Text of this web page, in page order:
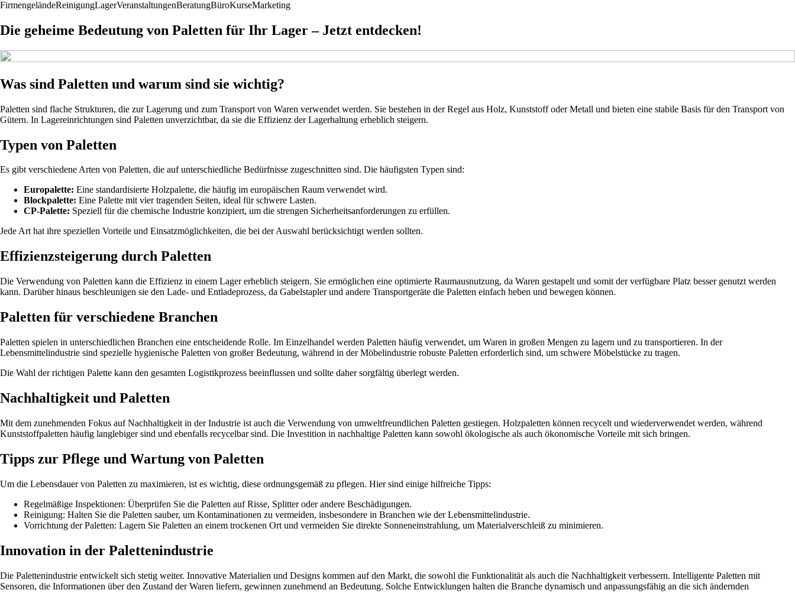
FirmengeländeReinigungLagerVeranstaltungenBeratungBüroKurseMarketing
Die geheime Bedeutung von Paletten für Ihr Lager – Jetzt entdecken!
Was sind Paletten und warum sind sie wichtig?
Paletten sind flache Strukturen, die zur Lagerung und zum Transport von Waren verwendet werden. Sie bestehen in der Regel aus Holz, Kunststoff oder Metall und bieten eine stabile Basis für den Transport von
Gütern. In Lagereinrichtungen sind Paletten unverzichtbar, da sie die Effizienz der Lagerhaltung erheblich steigern.
Typen von Paletten
Es gibt verschiedene Arten von Paletten, die auf unterschiedliche Bedürfnisse zugeschnitten sind. Die häufigsten Typen sind:
Europalette: Eine standardisierte Holzpalette, die häufig im europäischen Raum verwendet wird.
Blockpalette: Eine Palette mit vier tragenden Seiten, ideal für schwere Lasten.
CP-Palette: Speziell für die chemische Industrie konzipiert, um die strengen Sicherheitsanforderungen zu erfüllen.
Jede Art hat ihre speziellen Vorteile und Einsatzmöglichkeiten, die bei der Auswahl berücksichtigt werden sollten.
Effizienzsteigerung durch Paletten
Die Verwendung von Paletten kann die Effizienz in einem Lager erheblich steigern. Sie ermöglichen eine optimierte Raumausnutzung, da Waren gestapelt und somit der verfügbare Platz besser genutzt werden
kann. Darüber hinaus beschleunigen sie den Lade- und Entladeprozess, da Gabelstapler und andere Transportgeräte die Paletten einfach heben und bewegen können.
Paletten für verschiedene Branchen
Paletten spielen in unterschiedlichen Branchen eine entscheidende Rolle. Im Einzelhandel werden Paletten häufig verwendet, um Waren in großen Mengen zu lagern und zu transportieren. In der
Lebensmittelindustrie sind spezielle hygienische Paletten von großer Bedeutung, während in der Möbelindustrie robuste Paletten erforderlich sind, um schwere Möbelstücke zu tragen.
Die Wahl der richtigen Palette kann den gesamten Logistikprozess beeinflussen und sollte daher sorgfältig überlegt werden.
Nachhaltigkeit und Paletten
Mit dem zunehmenden Fokus auf Nachhaltigkeit in der Industrie ist auch die Verwendung von umweltfreundlichen Paletten gestiegen. Holzpaletten können recycelt und wiederverwendet werden, während
Kunststoffpaletten häufig langlebiger sind und ebenfalls recycelbar sind. Die Investition in nachhaltige Paletten kann sowohl ökologische als auch ökonomische Vorteile mit sich bringen.
Tipps zur Pflege und Wartung von Paletten
Um die Lebensdauer von Paletten zu maximieren, ist es wichtig, diese ordnungsgemäß zu pflegen. Hier sind einige hilfreiche Tipps:
Regelmäßige Inspektionen: Überprüfen Sie die Paletten auf Risse, Splitter oder andere Beschädigungen.
Reinigung: Halten Sie die Paletten sauber, um Kontaminationen zu vermeiden, insbesondere in Branchen wie der Lebensmittelindustrie.
Vorrichtung der Paletten: Lagern Sie Paletten an einem trockenen Ort und vermeiden Sie direkte Sonneneinstrahlung, um Materialverschleiß zu minimieren.
Innovation in der Palettenindustrie
Die Palettenindustrie entwickelt sich stetig weiter. Innovative Materialien und Designs kommen auf den Markt, die sowohl die Funktionalität als auch die Nachhaltigkeit verbessern. Intelligente Paletten mit
Sensoren, die Informationen über den Zustand der Waren liefern, gewinnen zunehmend an Bedeutung. Solche Entwicklungen halten die Branche dynamisch und anpassungsfähig an die sich ändernden